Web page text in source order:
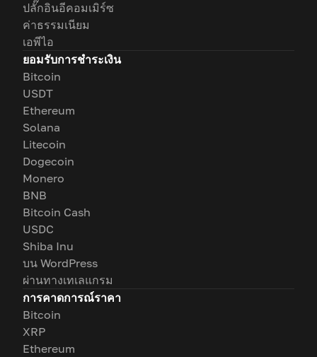
ปลั๊กอินอีคอมเมิร์ซ
ค่าธรรมเนียม
เอพีไอ
ยอมรับการชำระเงิน
Bitcoin
USDT
Ethereum
Solana
Litecoin
Dogecoin
Monero
BNB
Bitcoin Cash
USDC
Shiba Inu
บน WordPress
ผ่านทางเทเลแกรม
การคาดการณ์ราคา
Bitcoin
XRP
Ethereum